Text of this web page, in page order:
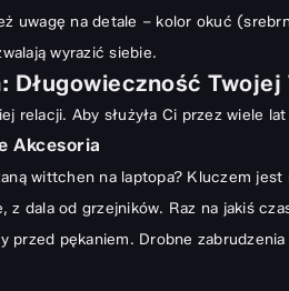
uwagę na detale – kolor okuć
wyrazić siebie.
Długowieczność
relacji. Aby służyła Ci przez wiele
Akcesoria
wittchen na laptopa? Kluczem
dala od grzejników. Raz na jakiś
pękaniem. Drobne